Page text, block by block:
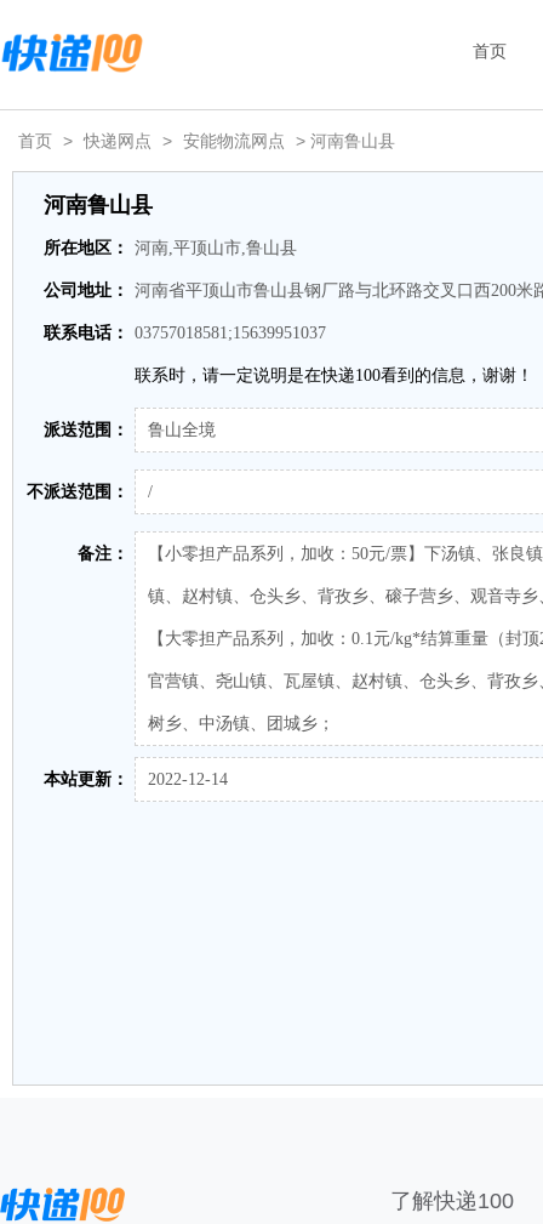
首页
首页 > 快递网点 > 安能物流网点 > 河南鲁山县
河南鲁山县
所在地区： 河南,平顶山市,鲁山县
公司地址： 河南省平顶山市鲁山县钢厂路与北环路交叉口西200米
联系电话： 03757018581;15639951037
联系时，请一定说明是在快递100看到的信息，谢谢！
派送范围： 鲁山全境
不派送范围： /
备注： 【小零担产品系列，加收：50元/票】下汤镇、张良
镇、赵村镇、仓头乡、背孜乡、磙子营乡、观音寺
【大零担产品系列，加收：0.1元/kg*结算重量（封
官营镇、尧山镇、瓦屋镇、赵村镇、仓头乡、背孜
树乡、中汤镇、团城乡；
本站更新： 2022-12-14
了解快递100